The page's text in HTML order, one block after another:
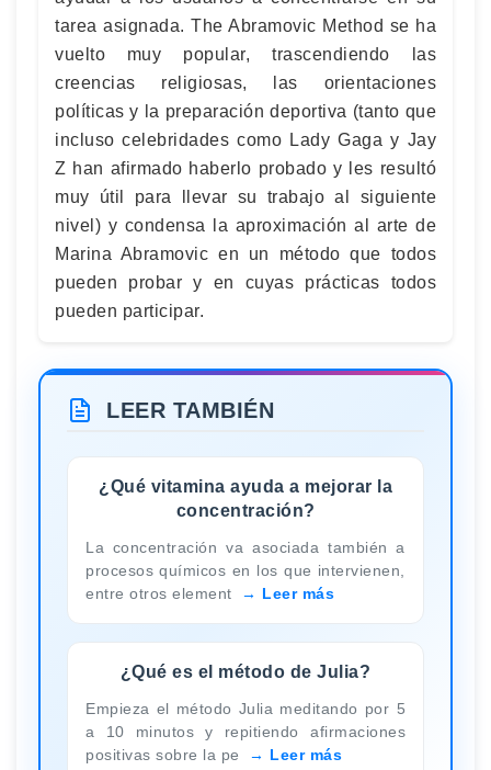
tarea asignada. The Abramovic Method se ha
vuelto muy popular, trascendiendo las
creencias religiosas, las orientaciones
políticas y la preparación deportiva (tanto que
incluso celebridades como Lady Gaga y Jay
Z han afirmado haberlo probado y les resultó
muy útil para llevar su trabajo al siguiente
nivel) y condensa la aproximación al arte de
Marina Abramovic en un método que todos
pueden probar y en cuyas prácticas todos
pueden participar.
LEER TAMBIÉN
¿Qué vitamina ayuda a mejorar la
concentración?
La concentración va asociada también a
procesos químicos en los que intervienen,
entre otros element
Leer más
¿Qué es el método de Julia?
Empieza el método Julia meditando por 5
a 10 minutos y repitiendo afirmaciones
positivas sobre la pe
Leer más